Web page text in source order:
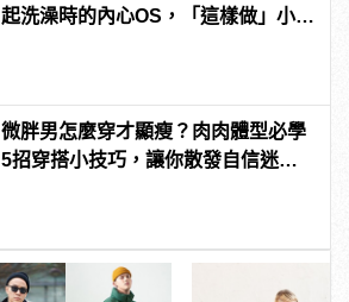
起洗澡時的內心OS，「這樣做」小心
微胖男怎麼穿才顯瘦？肉肉體型必學
5招穿搭小技巧，讓你散發自信迷人